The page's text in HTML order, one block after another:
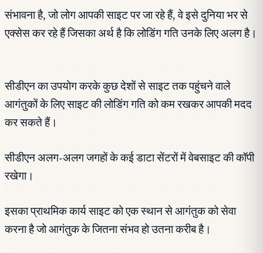
संभावना है, जो लोग आपकी साइट पर जा रहे हैं, वे इसे दुनिया भर से
एक्सेस कर रहे हैं जिसका अर्थ है कि लोडिंग गति उनके लिए अलग है।
सीडीएन का उपयोग करके कुछ देशों से साइट तक पहुंचने वाले
आगंतुकों के लिए साइट की लोडिंग गति को कम रखकर आपकी मदद
कर सकते हैं।
सीडीएन अलग-अलग जगहों के कई डाटा सेंटरों में वेबसाइट की कॉपी
रखेगा।
इसका प्राथमिक कार्य साइट को एक स्थान से आगंतुक को सेवा
करना है जो आगंतुक के जितना संभव हो उतना करीब है।